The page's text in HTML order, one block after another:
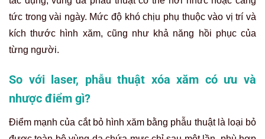
tức trong vài ngày. Mức độ khó chịu phụ thuộc vào vị trí và
kích thước hình xăm, cũng như khả năng hồi phục của
từng người.
So với laser, phẫu thuật xóa xăm có ưu và
nhược điểm gì?
Điểm mạnh của cắt bỏ hình xăm bằng phẫu thuật là loại bỏ